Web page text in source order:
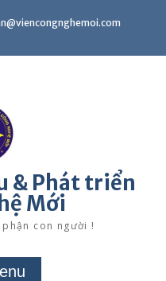
& Phát triển
Mới
con người !